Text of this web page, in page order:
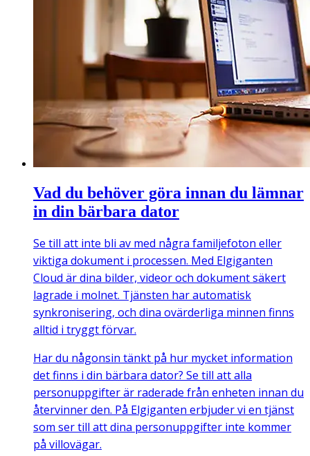
Vad du behöver göra innan du lämnar
in din bärbara dator
Se till att inte bli av med några familjefoton eller
viktiga dokument i processen. Med Elgiganten
Cloud är dina bilder, videor och dokument säkert
lagrade i molnet. Tjänsten har automatisk
synkronisering, och dina ovärderliga minnen finns
alltid i tryggt förvar.
Har du någonsin tänkt på hur mycket information
det finns i din bärbara dator? Se till att alla
personuppgifter är raderade från enheten innan du
återvinner den. På Elgiganten erbjuder vi en tjänst
som ser till att dina personuppgifter inte kommer
på villovägar.